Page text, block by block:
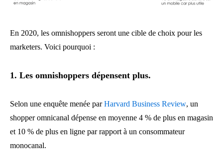
En 2020, les omnishoppers seront une cible de choix pour les
marketers. Voici pourquoi :
1. Les omnishoppers dépensent plus.
Selon une enquête menée parHarvard Business Review, un
shopper omnicanal dépense en moyenne 4 % de plus en magasin
et 10 % de plus en ligne par rapport à un consommateur
monocanal.